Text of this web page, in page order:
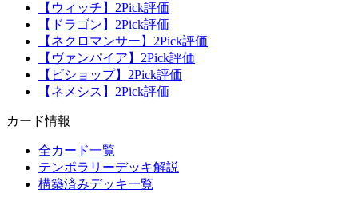
【ウィッチ】2Pick評価
【ドラゴン】2Pick評価
【ネクロマンサー】2Pick評価
【ヴァンパイア】2Pick評価
【ビショップ】2Pick評価
【ネメシス】2Pick評価
カード情報
全カード一覧
テンポラリーデッキ解説
構築済みデッキ一覧